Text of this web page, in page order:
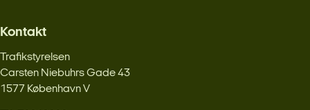
Kontakt
Trafikstyrelsen
Carsten Niebuhrs Gade 43
1577 København V